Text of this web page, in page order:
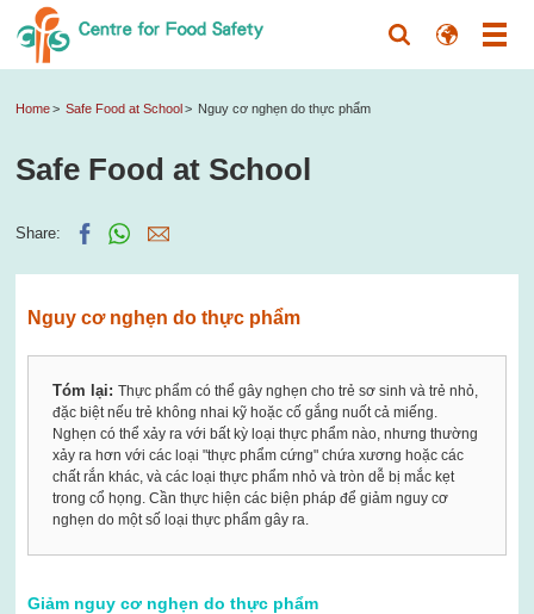
Home Safe Food at School Nguy cơ nghẹn do thực phẩm
Safe Food at School
Share:
Nguy cơ nghẹn do thực phẩm
Tóm lại:Thực phẩm có thể gây nghẹn cho trẻ sơ sinh và trẻ nhỏ,
đặc biệt nếu trẻ không nhai kỹ hoặc cố gắng nuốt cả miếng.
Nghẹn có thể xảy ra với bất kỳ loại thực phẩm nào, nhưng thường
xảy ra hơn với các loại "thực phẩm cứng" chứa xương hoặc các
chất rắn khác, và các loại thực phẩm nhỏ và tròn dễ bị mắc kẹt
trong cổ họng. Cần thực hiện các biện pháp để giảm nguy cơ
nghẹn do một số loại thực phẩm gây ra.
Giảm nguy cơ nghẹn do thực phẩm